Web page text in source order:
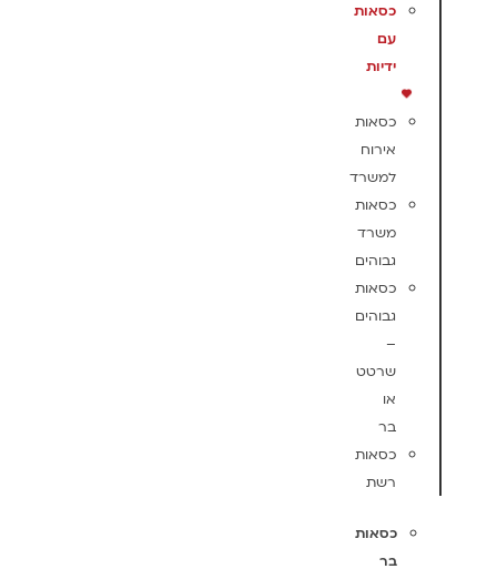
כסאות
עם
ידיות
כסאות
אירוח
למשרד
כסאות
משרד
גבוהים
כסאות
גבוהים
–
שרטט
או
בר
כסאות
רשת
כסאות
בר